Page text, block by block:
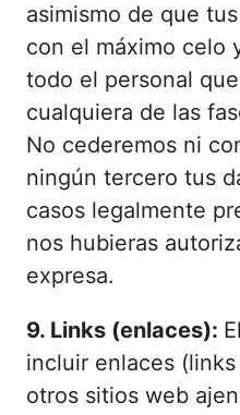
asimismo de que
con el máximo celo
todo el personal
cualquiera de las
No cederemos ni
ningún tercero tus
casos legalmente
nos hubieras
expresa.
9. Links (enlaces):
incluir enlaces
otros sitios web